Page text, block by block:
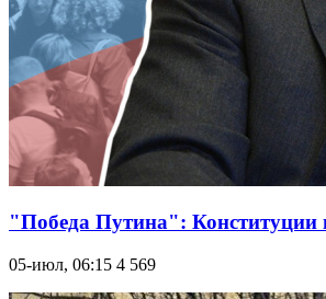
"Победа Путина": Конституции
05-июл, 06:15 4 569